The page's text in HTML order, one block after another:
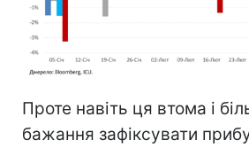
Проте навіть ця втома і
бажання зафіксувати